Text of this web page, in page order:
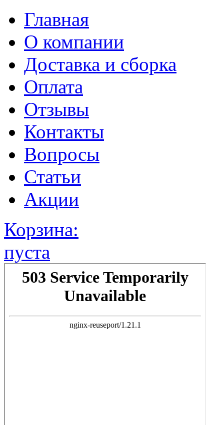
Главная
О компании
Доставка и сборка
Оплата
Отзывы
Контакты
Вопросы
Статьи
Акции
Корзина:
пуста